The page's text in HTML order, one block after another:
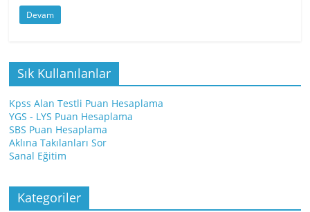
Devam
Sık Kullanılanlar
Kpss Alan Testli Puan Hesaplama
YGS - LYS Puan Hesaplama
SBS Puan Hesaplama
Aklına Takılanları Sor
Sanal Eğitim
Kategoriler